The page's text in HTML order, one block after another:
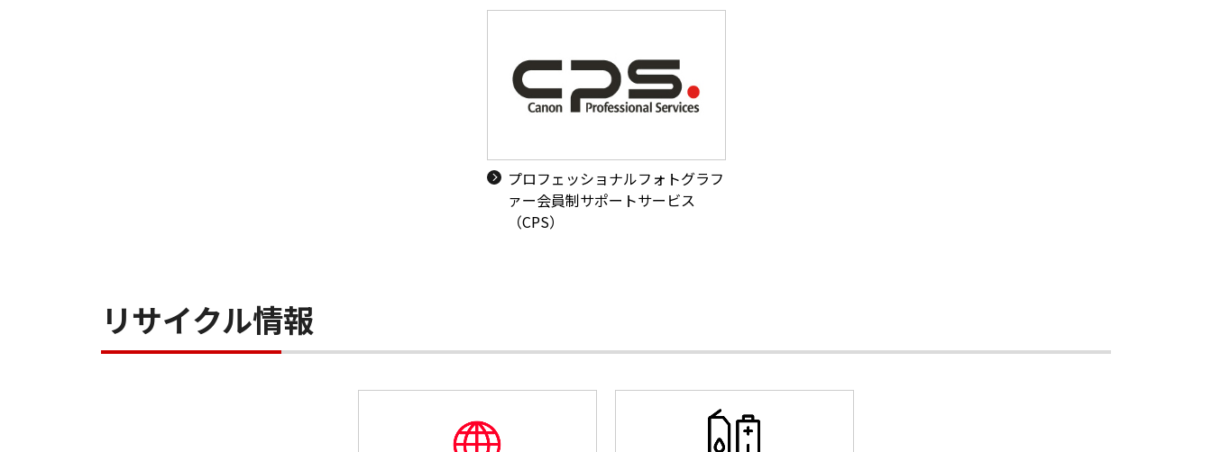
プロフェッショナルフォトグラフ
ァー会員制サポートサービス
（CPS）
リサイクル情報